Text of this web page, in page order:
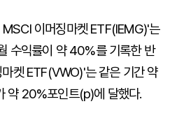
이머징마켓 ETF(IEMG)'는
수익률이 약 40%를 기록한 반
켓 ETF(VWO)'는 같은 기간 약
약 20%포인트(p)에 달했다.